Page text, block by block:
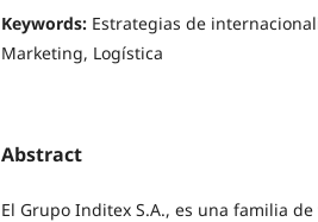
Keywords: Estrategias de
Marketing, Logística
Abstract
El Grupo Inditex S.A., es una familia